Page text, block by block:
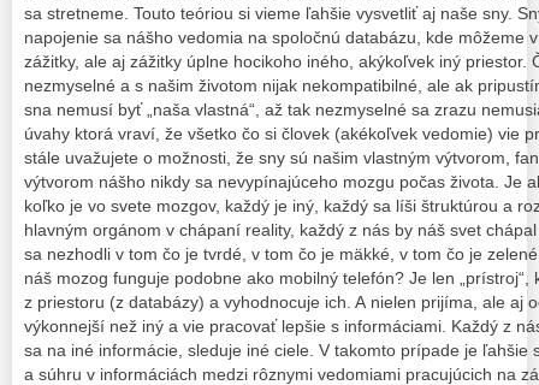
sa stretneme. Touto teóriou si vieme ľahšie vysvetliť aj naše sny.
napojenie sa nášho vedomia na spoločnú databázu, kde môžeme
zážitky, ale aj zážitky úplne hocikoho iného, akýkoľvek iný priestor.
nezmyselné a s našim životom nijak nekompatibilné, ale ak
sna nemusí byť „naša vlastná“, až tak nezmyselné sa zrazu
úvahy ktorá vraví, že všetko čo si človek (akékoľvek vedomie) vie
stále uvažujete o možnosti, že sny sú našim vlastným výtvorom,
výtvorom nášho nikdy sa nevypínajúceho mozgu počas života. Je
koľko je vo svete mozgov, každý je iný, každý sa líši štruktúrou a
hlavným orgánom v chápaní reality, každý z nás by náš svet
sa nezhodli v tom čo je tvrdé, v tom čo je mäkké, v tom čo je
náš mozog funguje podobne ako mobilný telefón? Je len
z priestoru (z databázy) a vyhodnocuje ich. A nielen prijíma, ale aj
výkonnejší než iný a vie pracovať lepšie s informáciami. Každý z
sa na iné informácie, sleduje iné ciele. V takomto prípade je ľahšie
a súhru v informáciách medzi rôznymi vedomiami pracujúcich na